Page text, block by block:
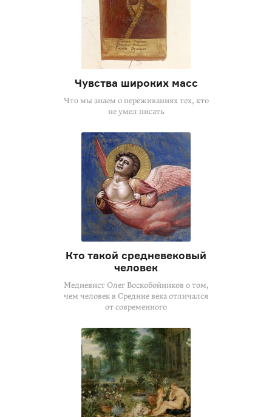
Чувства широких масс
Что мы знаем о переживаниях тех, кто
не умел писать
Кто такой средневековый
человек
Медиевист Олег Воскобойников о том,
чем человек в Средние века отличался
от современного